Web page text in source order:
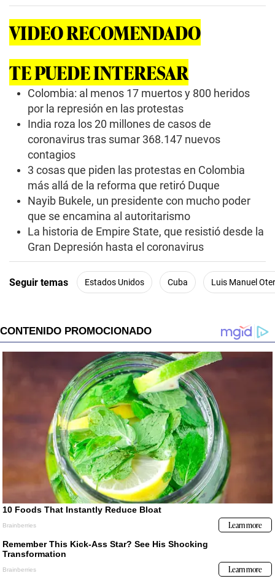
VIDEO RECOMENDADO
TE PUEDE INTERESAR
Colombia: al menos 17 muertos y 800 heridos
por la represión en las protestas
India roza los 20 millones de casos de
coronavirus tras sumar 368.147 nuevos
contagios
3 cosas que piden las protestas en Colombia
más allá de la reforma que retiró Duque
Nayib Bukele, un presidente con mucho poder
que se encamina al autoritarismo
La historia de Empire State, que resistió desde la
Gran Depresión hasta el coronavirus
Seguir temas Estados Unidos Cuba Luis Manuel